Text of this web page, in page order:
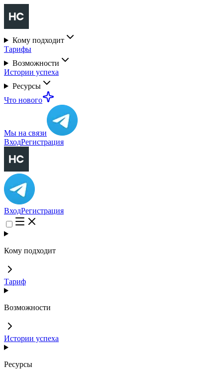
Кому подходит
Тарифы
Возможности
Истории успеха
Ресурсы
Что нового
Мы на связи
ВходРегистрация
ВходРегистрация
Кому подходит
Тариф
Возможности
Истории успеха
Ресурсы